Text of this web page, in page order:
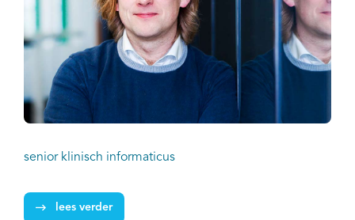
senior klinisch informaticus
lees verder